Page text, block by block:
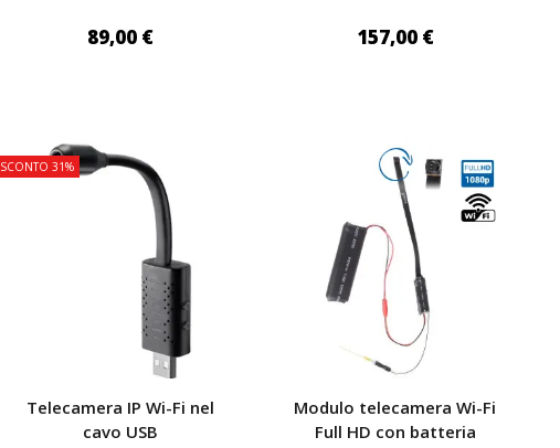
89,00 € 157,00 €
SCONTO 31%
Telecamera IP Wi-Fi nel
cavo USB
Modulo telecamera Wi-Fi
Full HD con batteria